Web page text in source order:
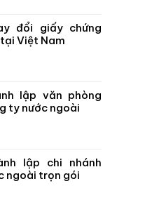
đổi giấy chứng
Việt Nam
lập văn phòng
ty nước ngoài
lập chi nhánh
ngoài trọn gói